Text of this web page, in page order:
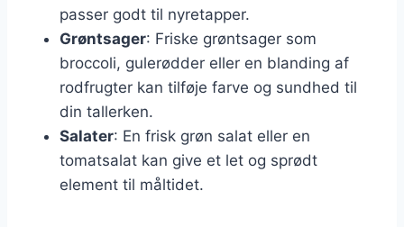
passer godt til nyretapper.
Grøntsager: Friske grøntsager som
broccoli, gulerødder eller en blanding af
rodfrugter kan tilføje farve og sundhed til
din tallerken.
Salater: En frisk grøn salat eller en
tomatsalat kan give et let og sprødt
element til måltidet.